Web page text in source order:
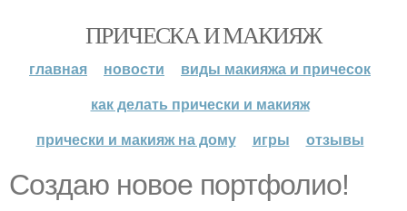
ПРИЧЕСКА И МАКИЯЖ
главная новости
виды макияжа и причесок
как делать прически и макияж
прически и макияж на дому
игры отзывы
Создаю новое портфолио!